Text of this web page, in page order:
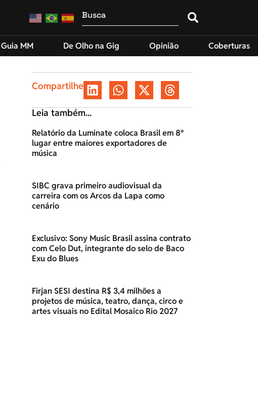
Guia MM De Olho na Gig Opinião Coberturas
Compartilhe
Leia também...
Relatório da Luminate coloca Brasil em 8º
lugar entre maiores exportadores de
música
SIBC grava primeiro audiovisual da
carreira com os Arcos da Lapa como
cenário
Exclusivo: Sony Music Brasil assina contrato
com Celo Dut, integrante do selo de Baco
Exu do Blues
Firjan SESI destina R$ 3,4 milhões a
projetos de música, teatro, dança, circo e
artes visuais no Edital Mosaico Rio 2027